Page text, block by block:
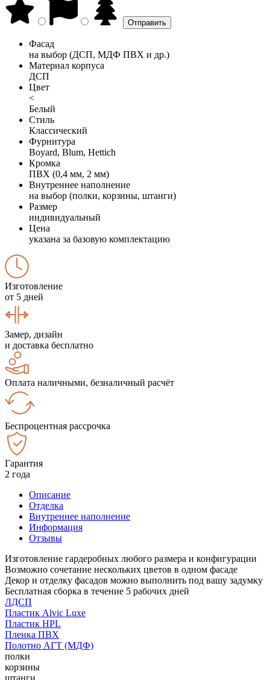
Фасад
на выбор (ДСП, МДФ ПВХ и др.)
Материал корпуса
ДСП
Цвет
<
Белый
Стиль
Классический
Фурнитура
Boyard, Blum, Hettich
Кромка
ПВХ (0,4 мм, 2 мм)
Внутреннее наполнение
на выбор (полки, корзины, штанги)
Размер
индивидуальный
Цена
указана за базовую комплектацию
Изготовление
от 5 дней
Замер, дизайн
и доставка бесплатно
Оплата наличными, безналичный расчёт
Беспроцентная рассрочка
Гарантия
2 года
Описание
Отделка
Внутреннее наполнение
Информация
Отзывы
Изготовление гардеробных любого размера и конфигурации
Возможно сочетание нескольких цветов в одном фасаде
Декор и отделку фасадов можно выполнить под вашу задумку
Бесплатная сборка в течение 5 рабочих дней
ЛДСП
Пластик Alvic Luxe
Пластик HPL
Пленка ПВХ
Полотно АГТ (МДФ)
полки
корзины
штанги